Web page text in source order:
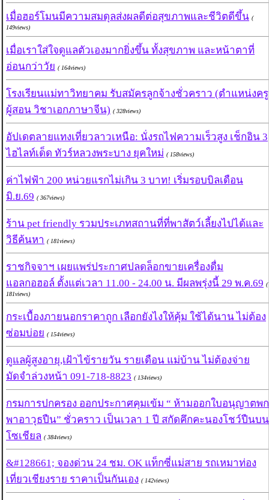
เมื่อฮอร์โมนมีความสมดุลส่งผลดีต่อสุขภาพและชีวิตดีขึ้น (
149views)
เมื่อเราใส่ใจดูแลตัวเองมากยิ่งขึ้น ทั้งสุขภาพ และหน้าตาที่
อ่อนกว่าวัย ( 164views)
โรงเรียนแม่ทาวิทยาคม รับสมัครลูกจ้างชั่วคราว (ตำแหน่งครู
ผู้สอน วิชาเอกภาษาจีน) ( 328views)
อัปเดตลายแทงเที่ยวลาวเหนือ: นั่งรถไฟความเร็วสูง เช็กอิน 3
ไฮไลท์เด็ด ทัวร์หลวงพระบาง ยุคใหม่ ( 158views)
ค่าไฟฟ้า 200 หน่วยแรกไม่เกิน 3 บาท! เริ่มรอบบิลเดือน
มิ.ย.69 ( 367views)
ร้าน pet friendly รวมประเภทสถานที่ที่พาสัตว์เลี้ยงไปได้และ
วิธีค้นหา ( 181views)
ราชกิจจาฯ เผยแพร่ประกาศปลดล็อกขายเครื่องดื่ม
แอลกอฮอล์ ตั้งแต่เวลา 11.00 - 24.00 น. มีผลพรุ่งนี้ 29 พ.ค.69 (
181views)
กระเบื้องภายนอกราคาถูก เลือกยังไงให้คุ้ม ใช้ได้นาน ไม่ต้อง
ซ่อมบ่อย ( 154views)
ดูแลผู้สูงอายุ,เฝ้าไข้รายวัน รายเดือน แม่บ้าน ไม่ต้องจ่าย
มัดจำล่วงหน้า 091-718-8823 ( 134views)
กรมการปกครอง ออกประกาศคุมเข้ม “ ห้ามออกใบอนุญาตพก
พาอาวุธปืน” ชั่วคราว เป็นเวลา 1 ปี สกัดคึกคะนองโชว์ปืนบน
โซเชียล ( 384views)
&#128661; จองด่วน 24 ชม. OK แท็กซี่แม่สาย รถเหมาท่อง
เที่ยวเชียงราย ราคาเป็นกันเอง ( 142views)